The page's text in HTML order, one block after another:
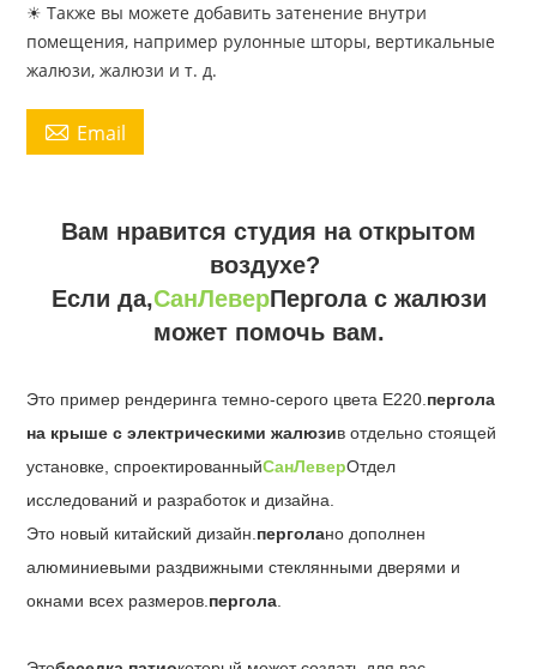
☀ Также вы можете добавить затенение внутри
помещения, например рулонные шторы, вертикальные
жалюзи, жалюзи и т. д.
 Email
Вам нравится студия на открытом
воздухе?
Если да,СанЛеверПергола с жалюзи
может помочь вам.
Это пример рендеринга темно-серого цвета Е220. пергола
на крыше с электрическими жалюзив отдельно стоящей
установке, спроектированныйСанЛеверОтдел
исследований и разработок и дизайна.
Это новый китайский дизайн. перголано дополнен
алюминиевыми раздвижными стеклянными дверями и
окнами всех размеров. пергола